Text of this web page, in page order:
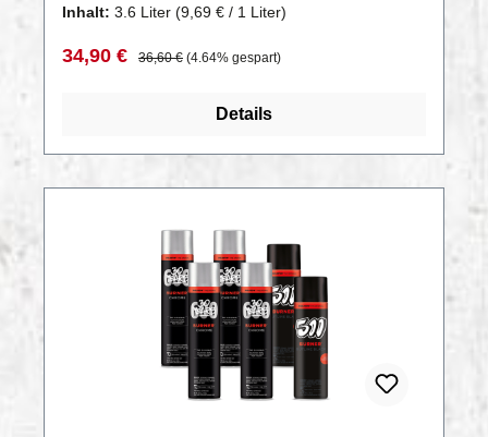
jetzt im praktischen Sparset! Die Molotow
Deckkraft, hoher Aussprührate und nahezu
Mischkugel. Ob für großflächige Actions oder
kompromisslos ab, sogar bei Temperaturen bis
Inhalt: 3.6 Liter (9,69 € / 1 Liter)
Verkaufspreis:
34,90 € Regulärer Preis:
36,60 € (4.64% gespart)
Details